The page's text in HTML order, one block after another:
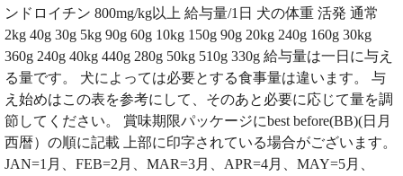
ンドロイチン 800mg/kg以上 給与量/1日 犬の体重 活発 通常
2kg 40g 30g 5kg 90g 60g 10kg 150g 90g 20kg 240g 160g 30kg
360g 240g 40kg 440g 280g 50kg 510g 330g 給与量は一日に与え
る量です。 犬によっては必要とする食事量は違います。 与
え始めはこの表を参考にして、そのあと必要に応じて量を調
節してください。 賞味期限パッケージにbest before(BB)(日月
西暦）の順に記載 上部に印字されている場合がございます。
JAN=1月、FEB=2月、MAR=3月、APR=4月、MAY=5月、